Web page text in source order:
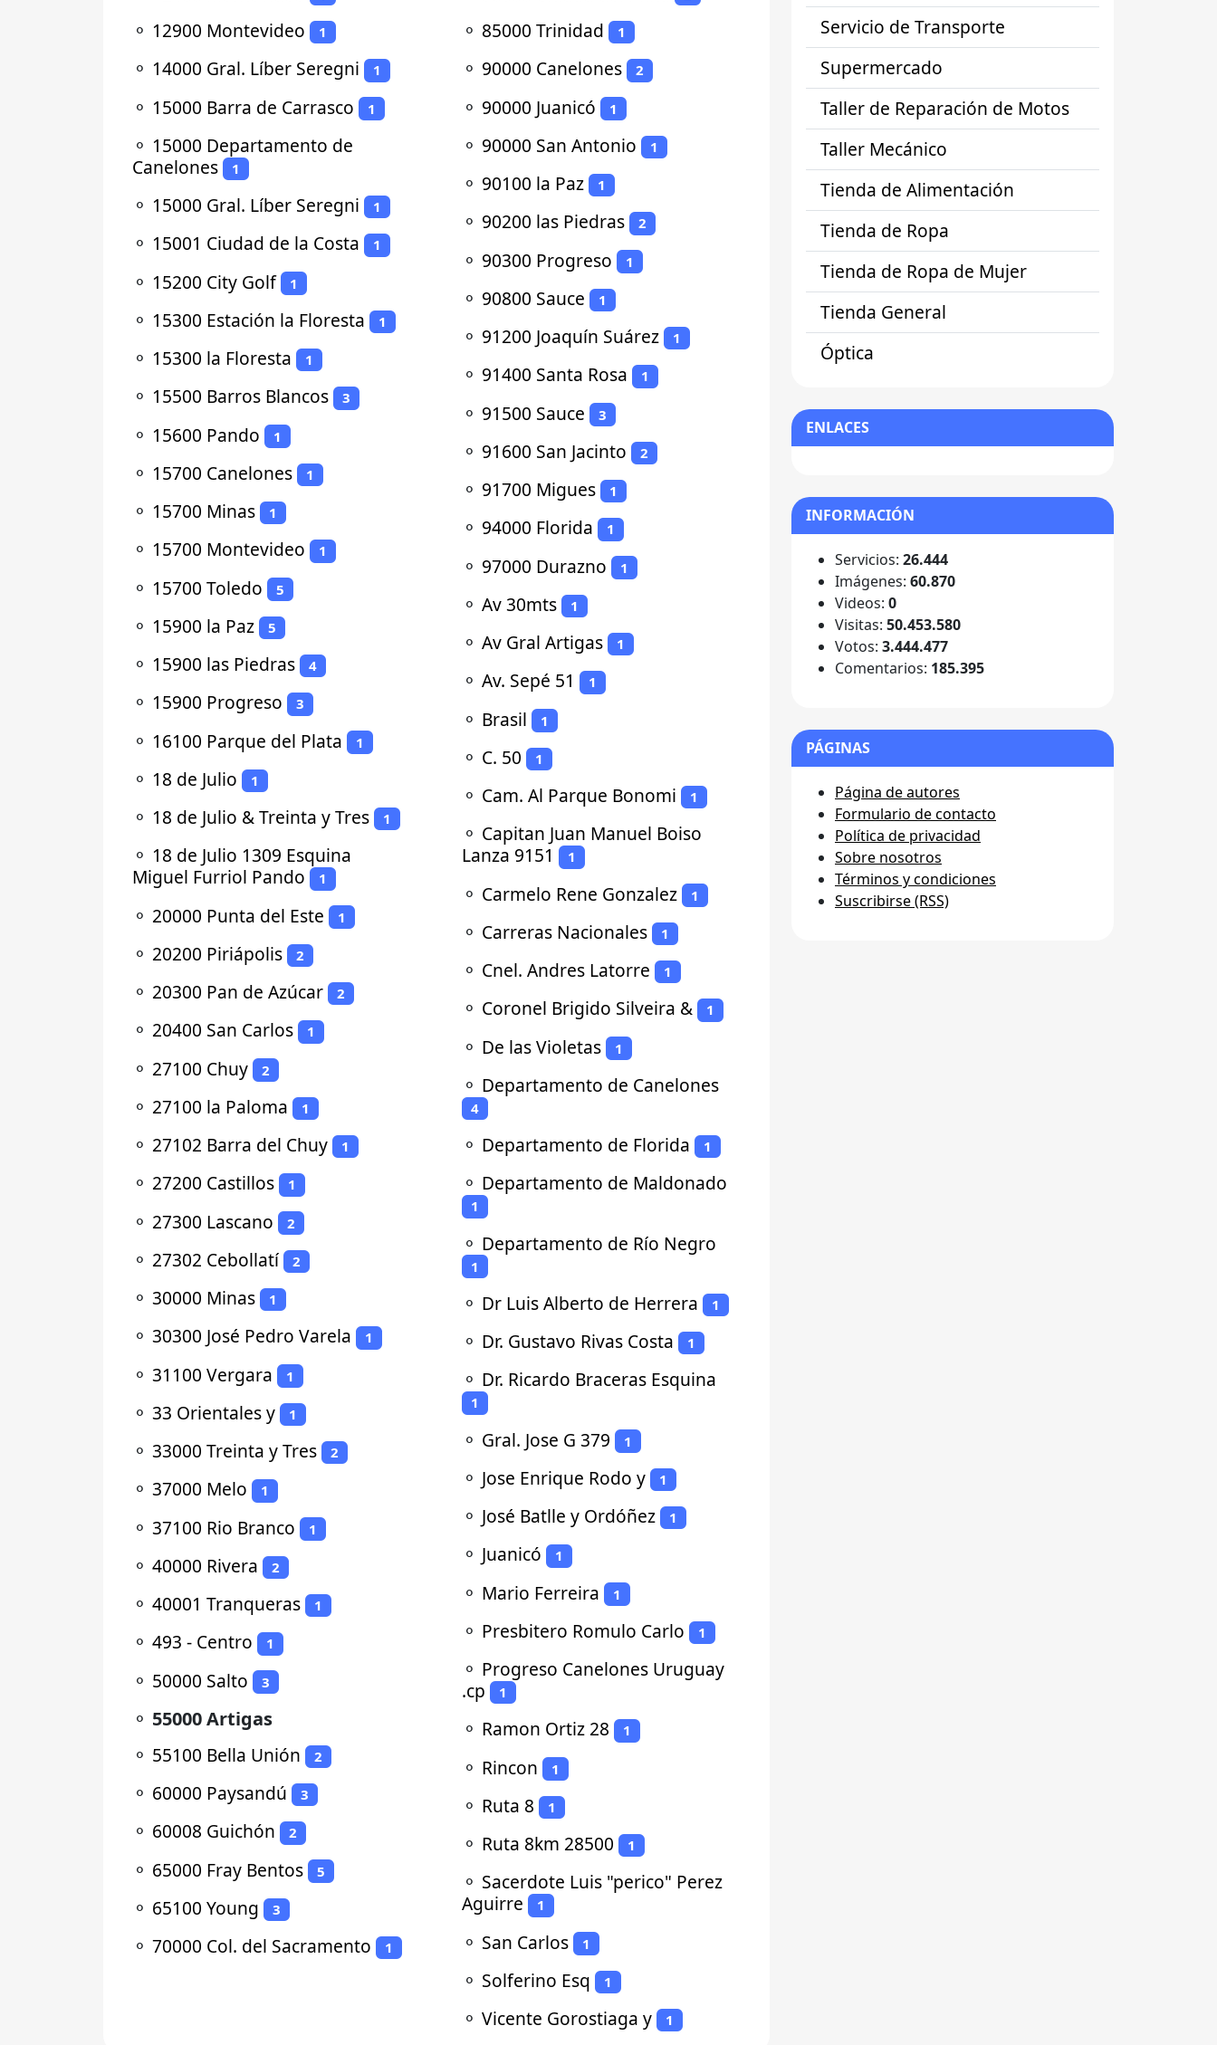
⚬ 12900 Montevideo 1
⚬ 14000 Gral. Líber Seregni 1
⚬ 15000 Barra de Carrasco 1
⚬ 15000 Departamento de
Canelones
1
⚬ 15000 Gral. Líber Seregni 1
⚬ 15001 Ciudad de la Costa 1
⚬ 15200 City Golf 1
⚬ 15300 Estación la Floresta 1
⚬ 15300 la Floresta 1
⚬ 15500 Barros Blancos 3
⚬ 15600 Pando 1
⚬ 15700 Canelones 1
⚬ 15700 Minas 1
⚬ 15700 Montevideo 1
⚬ 15700 Toledo 5
⚬ 15900 la Paz 5
⚬ 15900 las Piedras 4
⚬ 15900 Progreso 3
⚬ 16100 Parque del Plata 1
⚬ 18 de Julio 1
⚬ 18 de Julio & Treinta y Tres 1
⚬ 18 de Julio 1309 Esquina
Miguel Furriol Pando
1
⚬ 20000 Punta del Este 1
⚬ 20200 Piriápolis 2
⚬ 20300 Pan de Azúcar 2
⚬ 20400 San Carlos 1
⚬ 27100 Chuy 2
⚬ 27100 la Paloma 1
⚬ 27102 Barra del Chuy 1
⚬ 27200 Castillos 1
⚬ 27300 Lascano 2
⚬ 27302 Cebollatí 2
⚬ 30000 Minas 1
⚬ 30300 José Pedro Varela 1
⚬ 31100 Vergara 1
⚬ 33 Orientales y 1
⚬ 33000 Treinta y Tres 2
⚬ 37000 Melo 1
⚬ 37100 Rio Branco 1
⚬ 40000 Rivera 2
⚬ 40001 Tranqueras 1
⚬ 493 - Centro 1
⚬ 50000 Salto 3
⚬ 55000 Artigas
⚬ 55100 Bella Unión 2
⚬ 60000 Paysandú 3
⚬ 60008 Guichón 2
⚬ 65000 Fray Bentos 5
⚬ 65100 Young 3
⚬ 70000 Col. del Sacramento 1
⚬ 85000 Trinidad 1
⚬ 90000 Canelones 2
⚬ 90000 Juanicó 1
⚬ 90000 San Antonio 1
⚬ 90100 la Paz 1
⚬ 90200 las Piedras 2
⚬ 90300 Progreso 1
⚬ 90800 Sauce 1
⚬ 91200 Joaquín Suárez 1
⚬ 91400 Santa Rosa 1
⚬ 91500 Sauce 3
⚬ 91600 San Jacinto 2
⚬ 91700 Migues 1
⚬ 94000 Florida 1
⚬ 97000 Durazno 1
⚬ Av 30mts 1
⚬ Av Gral Artigas 1
⚬ Av. Sepé 51 1
⚬ Brasil 1
⚬ C. 50 1
⚬ Cam. Al Parque Bonomi 1
⚬ Capitan Juan Manuel Boiso
Lanza 9151
1
⚬ Carmelo Rene Gonzalez 1
⚬ Carreras Nacionales 1
⚬ Cnel. Andres Latorre 1
⚬ Coronel Brigido Silveira & 1
⚬ De las Violetas 1
⚬ Departamento de Canelones
4
⚬ Departamento de Florida 1
⚬ Departamento de Maldonado
1
⚬ Departamento de Río Negro
1
⚬ Dr Luis Alberto de Herrera 1
⚬ Dr. Gustavo Rivas Costa 1
⚬ Dr. Ricardo Braceras Esquina
1
⚬ Gral. Jose G 379 1
⚬ Jose Enrique Rodo y 1
⚬ José Batlle y Ordóñez 1
⚬ Juanicó 1
⚬ Mario Ferreira 1
⚬ Presbitero Romulo Carlo 1
⚬ Progreso Canelones Uruguay
.cp
1
⚬ Ramon Ortiz 28 1
⚬ Rincon 1
⚬ Ruta 8 1
⚬ Ruta 8km 28500 1
⚬ Sacerdote Luis "perico" Perez
Aguirre
1
⚬ San Carlos 1
⚬ Solferino Esq 1
⚬ Vicente Gorostiaga y 1
Servicio de Transporte
Supermercado
Taller de Reparación de Motos
Taller Mecánico
Tienda de Alimentación
Tienda de Ropa
Tienda de Ropa de Mujer
Tienda General
Óptica
ENLACES
INFORMACIÓN
Servicios: 26.444
Imágenes: 60.870
Videos: 0
Visitas: 50.453.580
Votos: 3.444.477
Comentarios: 185.395
PÁGINAS
Página de autores
Formulario de contacto
Política de privacidad
Sobre nosotros
Términos y condiciones
Suscribirse (RSS)